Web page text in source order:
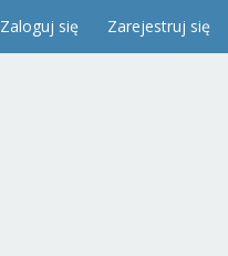
Zaloguj się Zarejestruj się